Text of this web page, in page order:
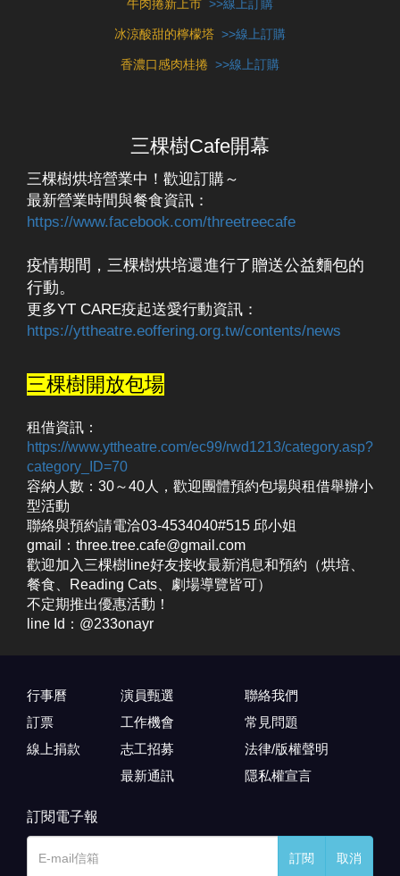
牛肉捲新上市 >>線上訂購
冰涼酸甜的檸檬塔 >>線上訂購
香濃口感肉桂捲 >>線上訂購
三棵樹Cafe開幕
三棵樹烘培營業中！歡迎訂購～
最新營業時間與餐食資訊：
https://www.facebook.com/threetreecafe
疫情期間，三棵樹烘培還進行了贈送公益麵包的
行動。
更多YT CARE疫起送愛行動資訊：
https://yttheatre.eoffering.org.tw/contents/news
三棵樹開放包場
租借資訊：
https://www.yttheatre.com/ec99/rwd1213/category.asp?
category_ID=70
容納人數：30～40人，歡迎團體預約包場與租借舉辦小
型活動
聯絡與預約請電洽03-4534040#515 邱小姐
gmail：three.tree.cafe@gmail.com
歡迎加入三棵樹line好友接收最新消息和預約（烘培、
餐食、Reading Cats、劇場導覽皆可）
不定期推出優惠活動！
line Id：@233onayr
行事曆
訂票
線上捐款
演員甄選
工作機會
志工招募
最新通訊
聯絡我們
常見問題
法律/版權聲明
隱私權宣言
訂閱電子報
訂閱 取消